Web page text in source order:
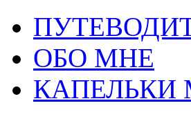
ОБО МНЕ